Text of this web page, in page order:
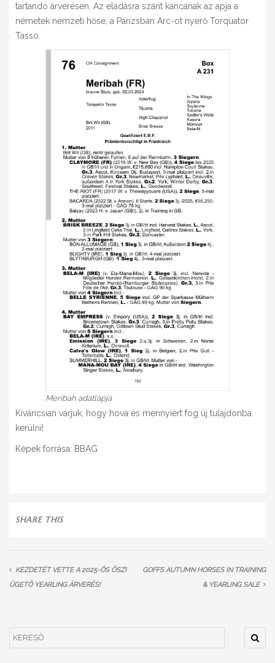
tartandó árverésen. Az eladásra szánt kancának az apja a
németek nemzeti hőse, a Párizsban Arc-ot nyerő Torquator
Tasso.
Meribah adatlapja
Kíváncsian várjuk, hogy hova és mennyiért fog új tulajdonba
kerülni!
Képek forrása: BBAG
SHARE THIS
KEZDETÉT VETTE A 2025-ÖS ŐSZI
ÜGETŐ YEARLING ÁRVERÉS!
GOFFS AUTUMN HORSES IN TRAINING
& YEARLING SALE